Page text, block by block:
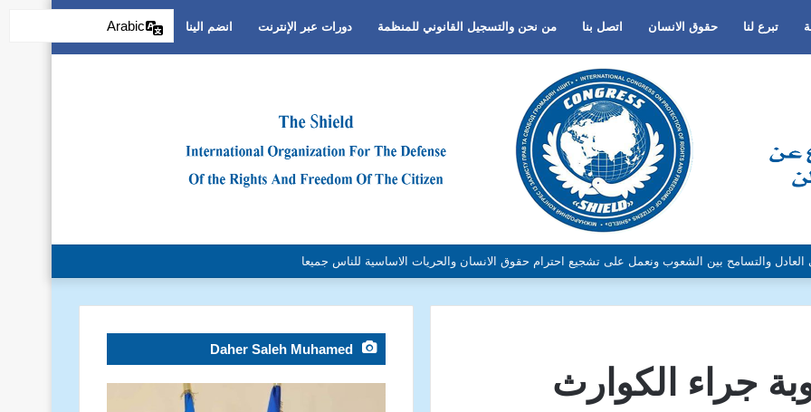
تبرع لنا حقوق الانسان اتصل بنا من نحن والتسجيل القانوني للمنظمة دورات عبر الإنترنت انضم الينا
أو اللغة أو الدين وتفعيل لغة الحوار والتعايش السلمي ونبذ العنف والتطرف والتمييز العنصري
جراء الكوارث
Daher Saleh Muhamed
Arabic